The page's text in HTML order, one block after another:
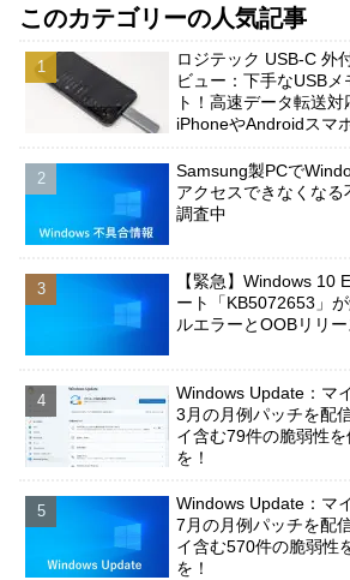
このカテゴリーの人気記事
ロジテック USB-C 外
ビュー：下手なUSB
ト！高速データ転送対
iPhoneやAndroidスマ
Samsung製PCで
アクセスできなくな
調査中
【緊急】Windows 10
ート「KB5072653」
ルエラーとOOBリリ
Windows Update：マ
3月の月例パッチを配
イ含む79件の脆弱性
を！
Windows Update：マ
7月の月例パッチを配
イ含む570件の脆弱性
を！